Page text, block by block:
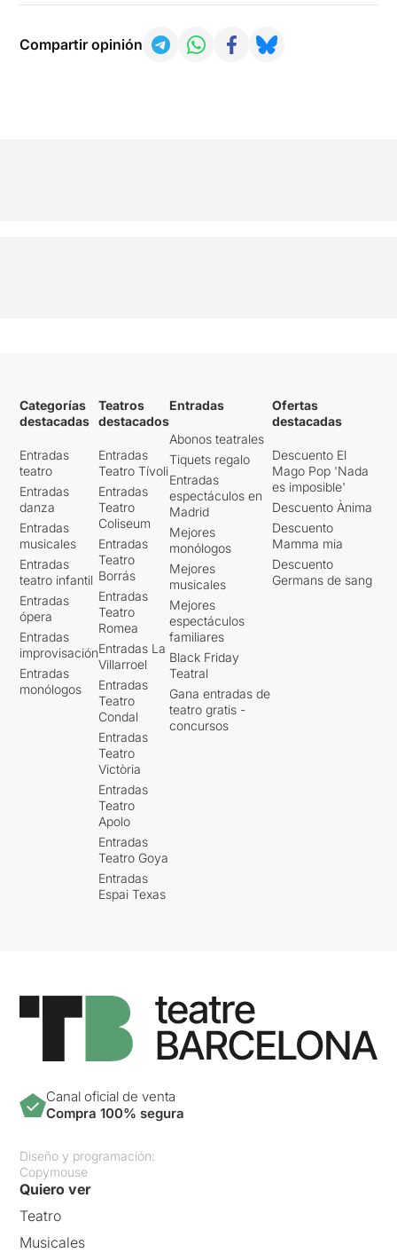
Compartir opinión
Categorías
destacadas
Entradas
teatro
Entradas
danza
Entradas
musicales
Entradas
teatro infantil
Entradas
ópera
Entradas
improvisación
Entradas
monólogos
Teatros
destacados
Entradas
Teatro Tívoli
Entradas
Teatro
Coliseum
Entradas
Teatro
Borrás
Entradas
Teatro
Romea
Entradas La
Villarroel
Entradas
Teatro
Condal
Entradas
Teatro
Victòria
Entradas
Teatro
Apolo
Entradas
Teatro Goya
Entradas
Espai Texas
Entradas
Abonos teatrales
Tiquets regalo
Entradas
espectáculos en
Madrid
Mejores
monólogos
Mejores
musicales
Mejores
espectáculos
familiares
Black Friday
Teatral
Gana entradas de
teatro gratis -
concursos
Ofertas
destacadas
Descuento El
Mago Pop 'Nada
es imposible'
Descuento Ànima
Descuento
Mamma mia
Descuento
Germans de sang
Canal oficial de venta
Compra 100% segura
Diseño y programación:
Copymouse
Quiero ver
Teatro
Musicales